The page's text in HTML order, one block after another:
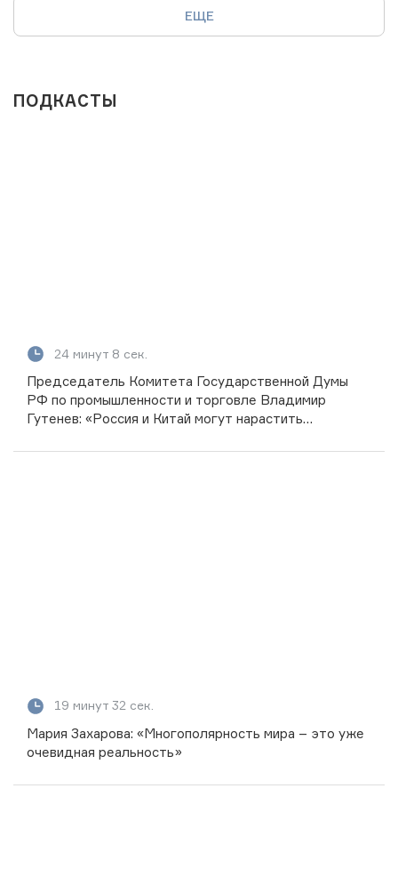
ПОДКАСТЫ
24 минут 8 сек.
Председатель Комитета Государственной Думы
РФ по промышленности и торговле Владимир
Гутенев: «Россия и Китай могут нарастить
19 минут 32 сек.
Мария Захарова: «Многополярность мира – это уже
очевидная реальность»
ЕЩЕ